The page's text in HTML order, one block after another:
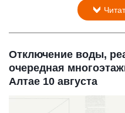
Отключение воды,
очередная
Алтае 10 августа